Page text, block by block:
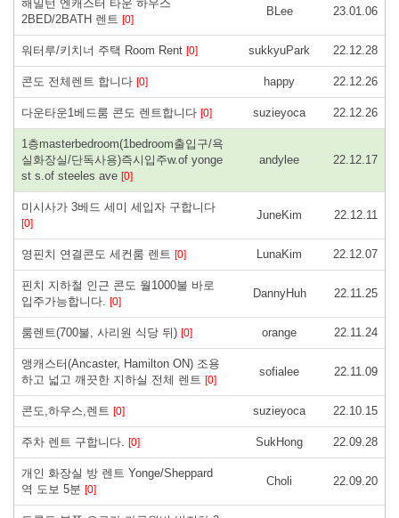
해밀턴 엔캐스터 타운 하우스
2BED/2BATH 렌트 [0]
BLee 23.01.06
워터루/키치너 주택 Room Rent [0] sukkyuPark 22.12.28
콘도 전체렌트 합니다 [0] happy 22.12.26
다운타운1베드룸 콘도 렌트합니다 [0] suzieyoca 22.12.26
1층masterbedroom(1bedroom출입구/욕
실화장실/단독사용)즉시입주w.of yonge
st s.of steeles ave [0]
andylee 22.12.17
미시사가 3베드 세미 세입자 구합니다
[0]
JuneKim 22.12.11
영핀치 연결콘도 세컨룸 렌트 [0] LunaKim 22.12.07
핀치 지하철 인근 콘도 월1000불 바로
입주가능합니다. [0]
DannyHuh 22.11.25
룸렌트(700불, 사리원 식당 뒤) [0] orange 22.11.24
앵캐스터(Ancaster, Hamilton ON) 조용
하고 넓고 깨끗한 지하실 전체 렌트 [0]
sofialee 22.11.09
콘도,하우스,렌트 [0] suzieyoca 22.10.15
주차 렌트 구합니다. [0] SukHong 22.09.28
개인 화장실 방 렌트 Yonge/Sheppard
역 도보 5분 [0]
Choli 22.09.20